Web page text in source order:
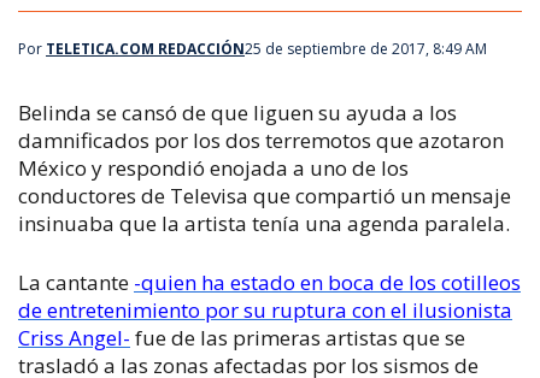
Por TELETICA.COM REDACCIÓN25 de septiembre de 2017, 8:49 AM
Belinda se cansó de que liguen su ayuda a los
damnificados por los dos terremotos que azotaron
México y respondió enojada a uno de los
conductores de Televisa que compartió un mensaje
insinuaba que la artista tenía una agenda paralela.
La cantante -quien ha estado en boca de los cotilleos
de entretenimiento por su ruptura con el ilusionista
Criss Angel- fue de las primeras artistas que se
trasladó a las zonas afectadas por los sismos de